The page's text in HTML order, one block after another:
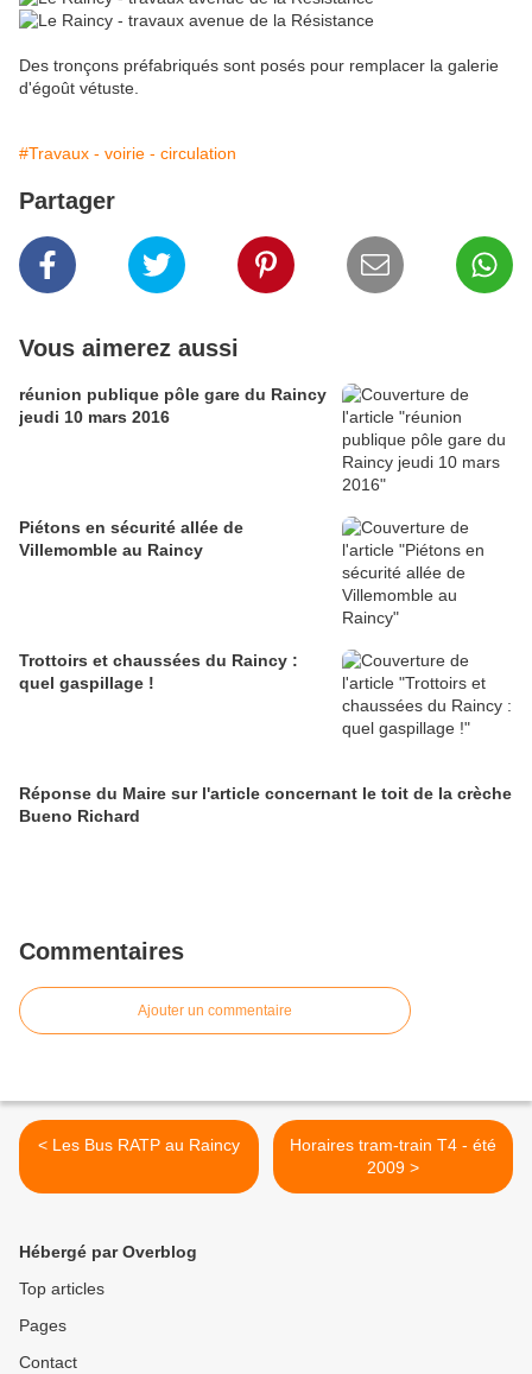
Des tronçons préfabriqués sont posés pour remplacer la galerie
d'égoût vétuste.
#Travaux - voirie - circulation
Partager
Vous aimerez aussi
réunion publique pôle gare du Raincy
jeudi 10 mars 2016
Piétons en sécurité allée de
Villemomble au Raincy
Trottoirs et chaussées du Raincy :
quel gaspillage !
Réponse du Maire sur l'article concernant le toit de la crèche
Bueno Richard
Commentaires
Ajouter un commentaire
< Les Bus RATP au Raincy
Horaires tram-train T4 - été
2009 >
Hébergé par Overblog
Top articles
Pages
Contact